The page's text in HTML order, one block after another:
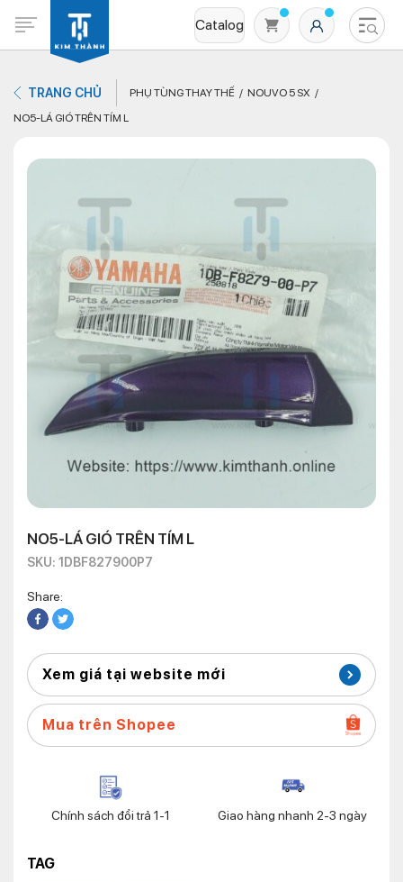
Catalog
Không có sản phẩm nào trong giỏ hàng
TRANG CHỦ PHỤ TÙNG THAY THẾ
NOUVO 5 SX
NO5-LÁ GIÓ TRÊN TÍM L
NO5-LÁ GIÓ TRÊN TÍM L
SKU: 1DBF827900P7
Share:
Xem giá tại website mới
Mua trên Shopee
Chính sách đổi trả 1-1 Giao hàng nhanh 2-3 ngày
TAG